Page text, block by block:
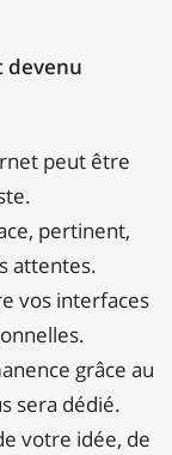
devenu
peut être
pertinent,
attentes.
vos interfaces
grâce au
sera dédié.
votre idée, de